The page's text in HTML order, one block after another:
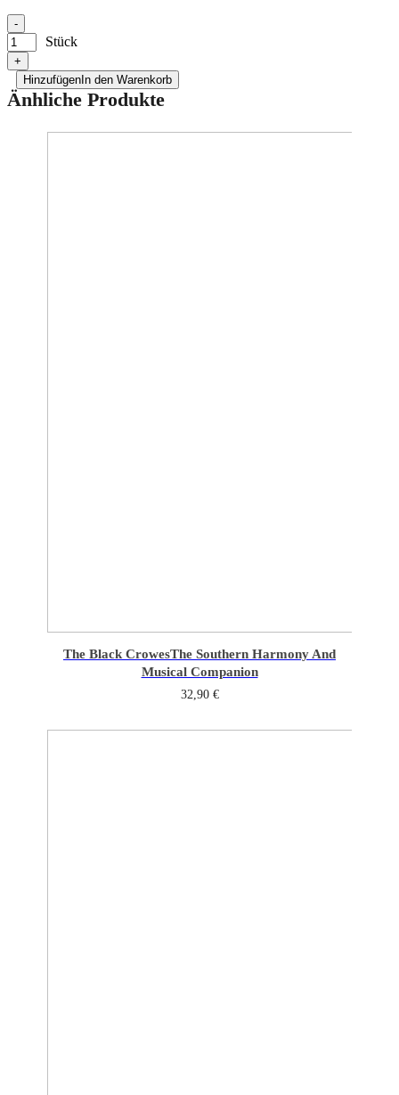
-
Stück
+
HinzufügenIn den Warenkorb
Änhliche Produkte
The Black CrowesThe Southern Harmony And
Musical Companion
32,90 €